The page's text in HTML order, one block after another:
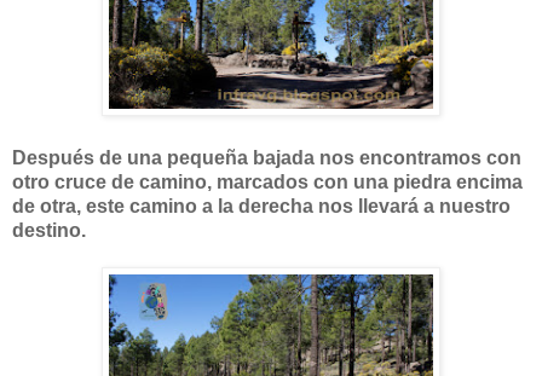
Después de una pequeña bajada nos encontramos con
otro cruce de camino, marcados con una piedra encima
de otra, este camino a la derecha nos llevará a nuestro
destino.